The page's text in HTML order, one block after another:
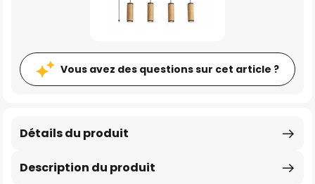
Vous avez des questions sur cet article ?
Description du produit
Détails du produit